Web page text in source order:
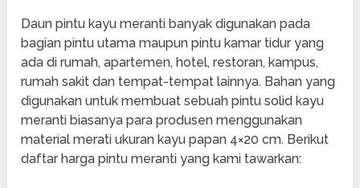
Daun pintu kayu meranti banyak digunakan pada
bagian pintu utama maupun pintu kamar tidur yang
ada di rumah, apartemen, hotel, restoran, kampus,
rumah sakit dan tempat-tempat lainnya. Bahan yang
digunakan untuk membuat sebuah pintu solid kayu
meranti biasanya para produsen menggunakan
material merati ukuran kayu papan 4×20 cm. Berikut
daftar harga pintu meranti yang kami tawarkan: